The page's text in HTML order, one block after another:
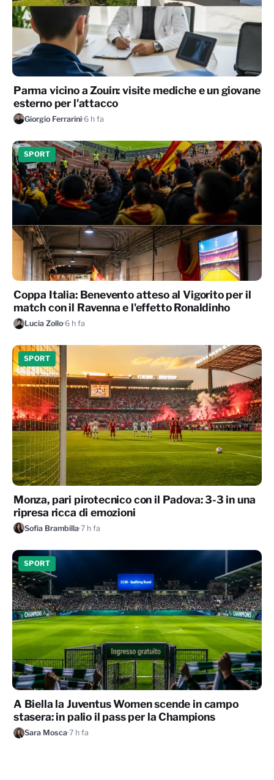
Parma vicino a Zouin: visite mediche e un giovane
esterno per l'attacco
Giorgio Ferrarini·6 h fa
SPORT
Coppa Italia: Benevento atteso al Vigorito per il
match con il Ravenna e l'effetto Ronaldinho
Lucia Zollo·6 h fa
SPORT
Monza, pari pirotecnico con il Padova: 3-3 in una
ripresa ricca di emozioni
Sofia Brambilla·7 h fa
SPORT
A Biella la Juventus Women scende in campo
stasera: in palio il pass per la Champions
Sara Mosca·7 h fa